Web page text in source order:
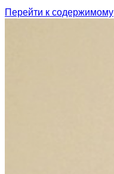
Перейти к содержимому